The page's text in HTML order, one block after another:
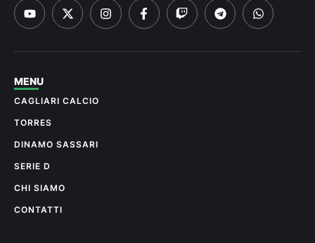
MENU
CAGLIARI CALCIO
TORRES
DINAMO SASSARI
SERIE D
CHI SIAMO
CONTATTI